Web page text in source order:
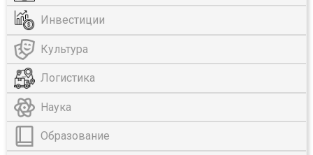
Инвестиции
Культура
Логистика
Наука
Образование